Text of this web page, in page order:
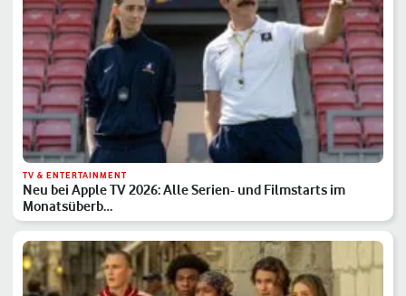
TV & ENTERTAINMENT
Neu bei Apple TV 2026: Alle Serien- und Filmstarts im
Monatsüberb…